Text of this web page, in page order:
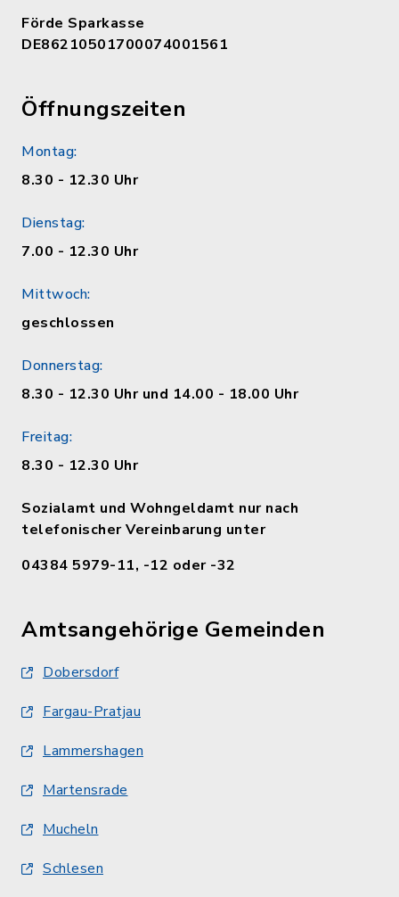
Förde Sparkasse
DE86210501700074001561
Öffnungszeiten
Montag:
8.30 - 12.30 Uhr
Dienstag:
7.00 - 12.30 Uhr
Mittwoch:
geschlossen
Donnerstag:
8.30 - 12.30 Uhr und 14.00 - 18.00 Uhr
Freitag:
8.30 - 12.30 Uhr
Sozialamt und Wohngeldamt nur nach
telefonischer Vereinbarung unter
04384 5979-11, -12 oder -32
Amtsangehörige Gemeinden
Dobersdorf
Fargau-Pratjau
Lammershagen
Martensrade
Mucheln
Schlesen